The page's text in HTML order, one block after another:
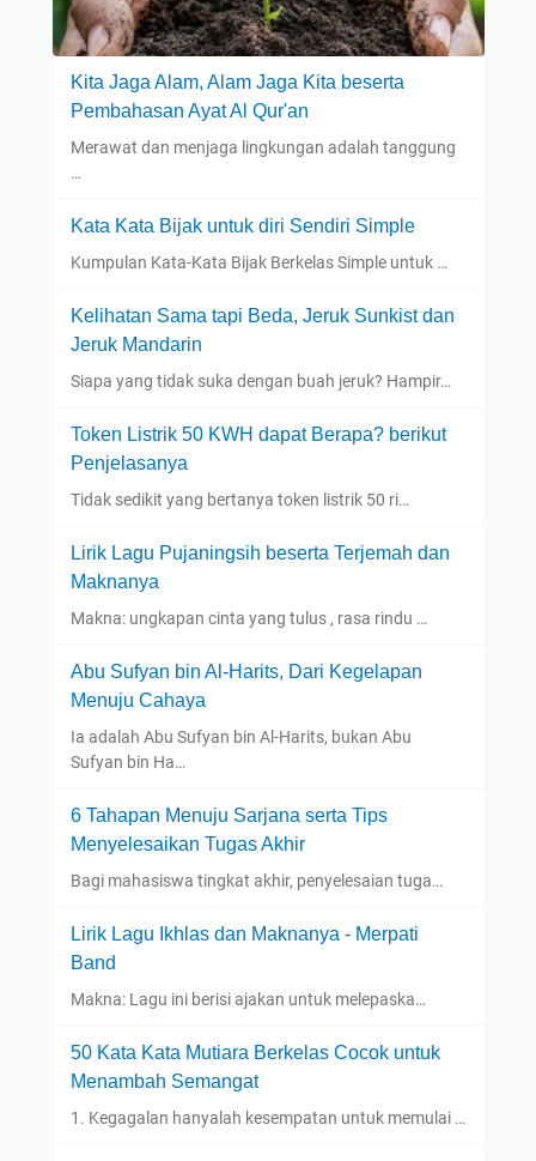
Kita Jaga Alam, Alam Jaga Kita beserta
Pembahasan Ayat Al Qur'an
Merawat dan menjaga lingkungan adalah tanggung
…
Kata Kata Bijak untuk diri Sendiri Simple
Kumpulan Kata-Kata Bijak Berkelas Simple untuk …
Kelihatan Sama tapi Beda, Jeruk Sunkist dan
Jeruk Mandarin
Siapa yang tidak suka dengan buah jeruk? Hampir…
Token Listrik 50 KWH dapat Berapa? berikut
Penjelasanya
Tidak sedikit yang bertanya token listrik 50 ri…
Lirik Lagu Pujaningsih beserta Terjemah dan
Maknanya
Makna: ungkapan cinta yang tulus , rasa rindu …
Abu Sufyan bin Al-Harits, Dari Kegelapan
Menuju Cahaya
Ia adalah Abu Sufyan bin Al-Harits, bukan Abu
Sufyan bin Ha…
6 Tahapan Menuju Sarjana serta Tips
Menyelesaikan Tugas Akhir
Bagi mahasiswa tingkat akhir, penyelesaian tuga…
Lirik Lagu Ikhlas dan Maknanya - Merpati
Band
Makna: Lagu ini berisi ajakan untuk melepaska…
50 Kata Kata Mutiara Berkelas Cocok untuk
Menambah Semangat
1. Kegagalan hanyalah kesempatan untuk memulai …